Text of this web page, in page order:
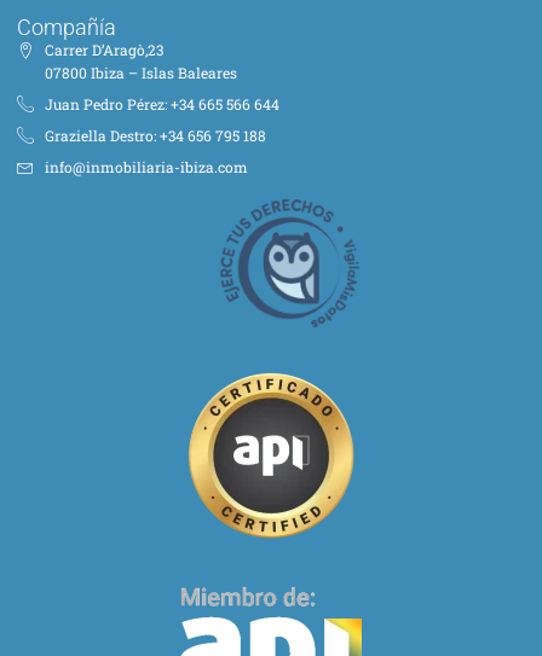
Compañía
Carrer D’Aragò,23
07800 Ibiza – Islas Baleares
Juan Pedro Pérez: +34 665 566 644
Graziella Destro: +34 656 795 188
info@inmobiliaria-ibiza.com